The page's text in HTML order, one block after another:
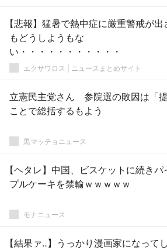
【悲報】猛暑で熱中症に厳重警戒が出
もどうしようもな
い・・・・・・・・・・・
エクサワロス | ニュースまとめサイト
立憲民主党さん 参院選の敗因は「
ことで総括するもよう
黒マッチョニュース
【ヘタレ】中国、ビスケットに続きパ
プルケーキを禁輸ｗｗｗｗｗ
モナニュース
【結果ァ‥】うっかり漫画家になって